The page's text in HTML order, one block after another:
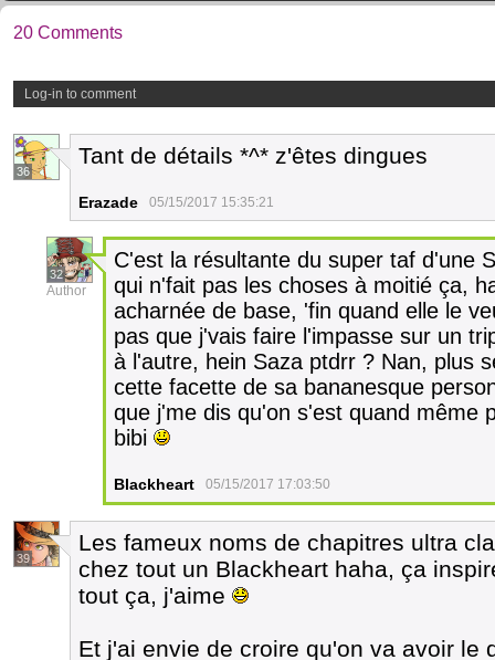
20 Comments
Log-in to comment
36
Tant de détails *^* z'êtes dingues
Erazade 05/15/2017 15:35:21
32
Author
C'est la résultante du super taf d'une
qui n'fait pas les choses à moitié ça,
acharnée de base, 'fin quand elle le
pas que j'vais faire l'impasse sur un
à l'autre, hein Saza ptdrr ? Nan, plus
cette facette de sa bananesque
que j'me dis qu'on s'est quand même
bibi
Blackheart 05/15/2017 17:03:50
39
Les fameux noms de chapitres ultra
chez tout un Blackheart haha, ça
tout ça, j'aime
Et j'ai envie de croire qu'on va avoir le